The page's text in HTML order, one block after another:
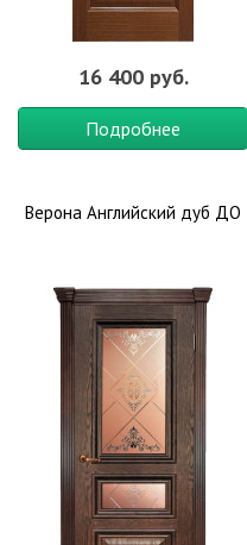
16 400 руб.
Подробнее
Верона Английский дуб ДО